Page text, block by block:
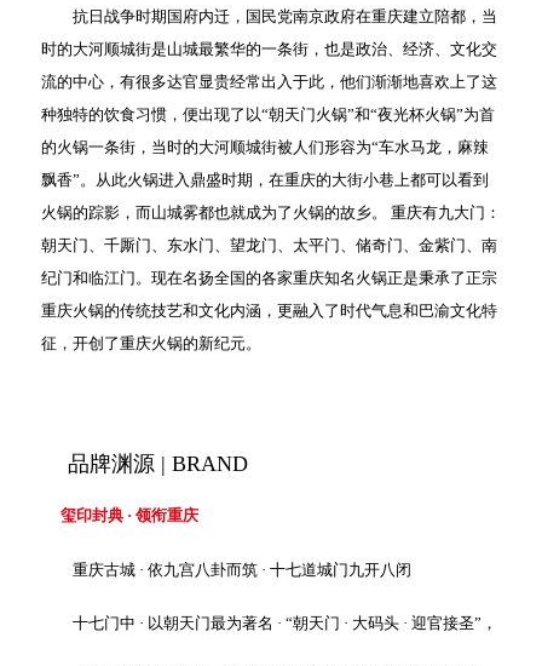
抗日战争时期国府内迁，国民党南京政府在重庆建立陪都，当
时的大河顺城街是山城最繁华的一条街，也是政治、经济、文化交
流的中心，有很多达官显贵经常出入于此，他们渐渐地喜欢上了这
种独特的饮食习惯，便出现了以“朝天门火锅”和“夜光杯火锅”为首
的火锅一条街，当时的大河顺城街被人们形容为“车水马龙，麻辣
飘香”。从此火锅进入鼎盛时期，在重庆的大街小巷上都可以看到
火锅的踪影，而山城雾都也就成为了火锅的故乡。 重庆有九大门：
朝天门、千厮门、东水门、望龙门、太平门、储奇门、金紫门、南
纪门和临江门。现在名扬全国的各家重庆知名火锅正是秉承了正宗
重庆火锅的传统技艺和文化内涵，更融入了时代气息和巴渝文化特
征，开创了重庆火锅的新纪元。
品牌渊源 | BRAND
玺印封典 · 领衔重庆
重庆古城 · 依九宫八卦而筑 · 十七道城门九开八闭
十七门中 · 以朝天门最为著名 · “朝天门 · 大码头 · 迎官接圣”，